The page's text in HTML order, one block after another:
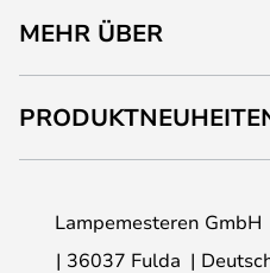
MEHR ÜBER
Lampemesteren GmbH
36037 Fulda